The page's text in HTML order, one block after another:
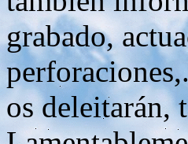
grabado,
os